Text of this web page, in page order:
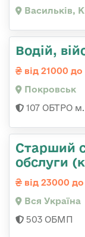
Васильків,
Водій,
від 21000
Покровськ
107 ОБТРО
Старший
обслуги
від 23000
Вся Україна
503 ОБМП